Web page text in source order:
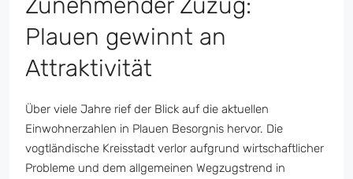
Plauen gewinnt an
Attraktivität
Über viele Jahre rief der Blick auf die aktuellen
Einwohnerzahlen in Plauen Besorgnis hervor. Die
vogtländische Kreisstadt verlor aufgrund wirtschaftlicher
Probleme und dem allgemeinen Wegzugstrend in